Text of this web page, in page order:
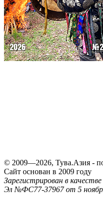
© 2009—2026, Тува.Азия -
Сайт основан в 2009 году
Зарегистрирован в
Эл №ФС77-37967 от 5